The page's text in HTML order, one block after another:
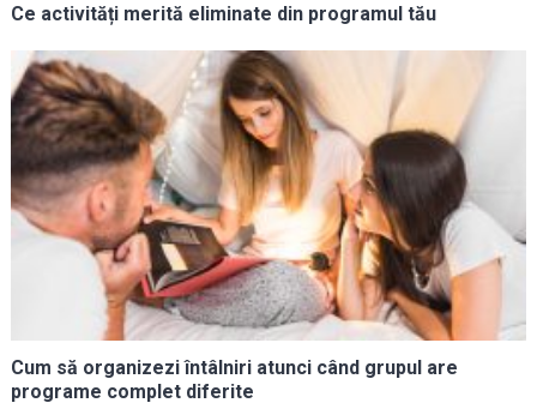
Ce activități merită eliminate din programul tău
Cum să organizezi întâlniri atunci când grupul are
programe complet diferite